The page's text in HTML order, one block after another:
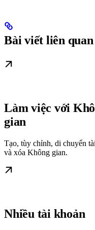
Bài viết liên quan
Làm việc với
gian
Tạo, tùy chỉnh, di chuyển
và xóa Không gian.
Nhiều tài khoản